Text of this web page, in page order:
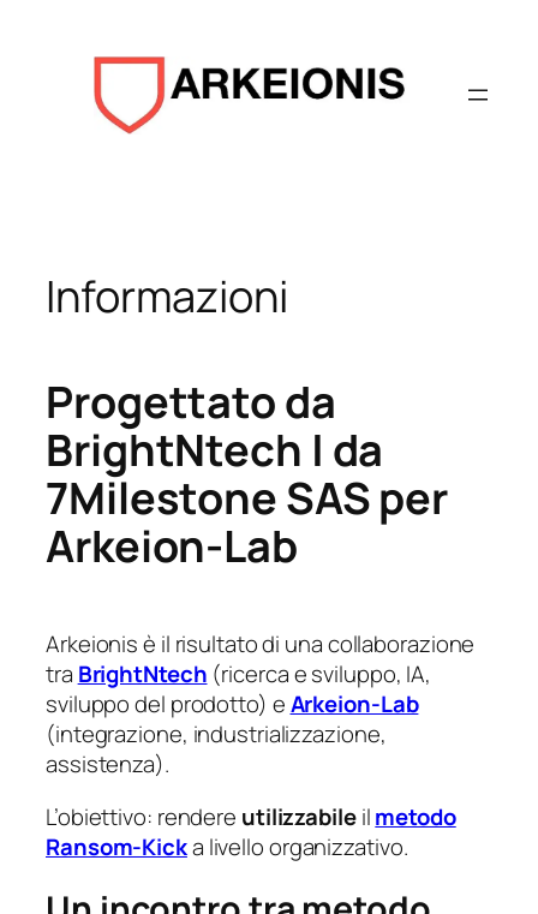
Informazioni
Progettato da
BrightNtech | da
7Milestone SAS per
Arkeion-Lab
Arkeionis è il risultato di una collaborazione
tra BrightNtech (ricerca e sviluppo, IA,
sviluppo del prodotto) eArkeion-Lab
(integrazione, industrializzazione,
assistenza).
L’obiettivo: rendere utilizzabileilmetodo
Ransom-Kicka livello organizzativo.